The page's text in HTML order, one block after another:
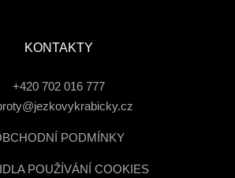
KONTAKTY
+420 702 016 777
PODMÍNKY
POUŽÍVÁNÍ COOKIES